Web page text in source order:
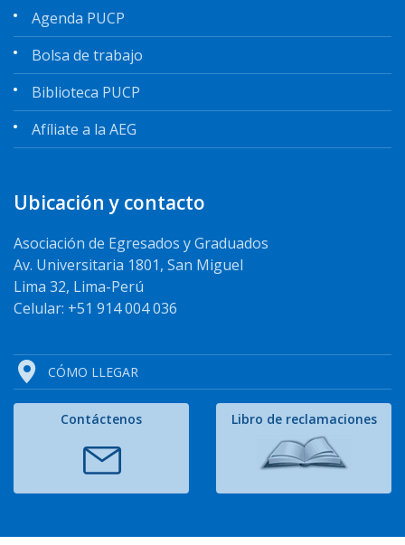
Agenda PUCP
Bolsa de trabajo
Biblioteca PUCP
Afíliate a la AEG
Ubicación y contacto
Asociación de Egresados y Graduados
Av. Universitaria 1801, San Miguel
Lima 32, Lima-Perú
Celular: +51 914 004 036
CÓMO LLEGAR
Contáctenos Libro de reclamaciones